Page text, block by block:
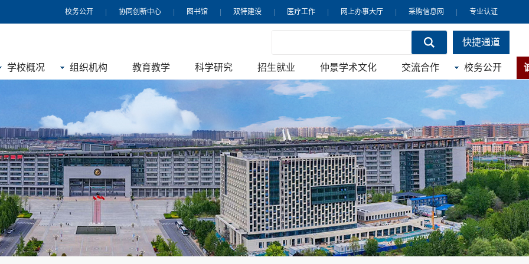
专业认证
采购信息网
网上办事大厅
医疗工作
双特建设
图书馆
协同创新中心
校务公开
快捷通道
学校概况 组织机构 教育教学 科学研究 招生就业 仲景学术文化 交流合作 校务公开